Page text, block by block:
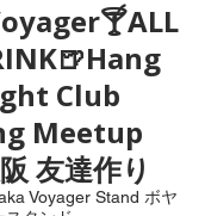
Club
Meetup
友達作り
Voyager Stand ボヤ